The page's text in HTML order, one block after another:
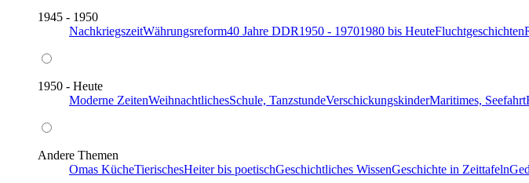
1945 - 1950
NachkriegszeitWährungsreform40 Jahre DDR1950 - 19701980 bis HeuteFluchtgeschichten
1950 - Heute
Moderne ZeitenWeihnachtlichesSchule, TanzstundeVerschickungskinderMaritimes, Seefahrt
Andere Themen
Omas KücheTierischesHeiter bis poetischGeschichtliches WissenGeschichte in Zeittafeln